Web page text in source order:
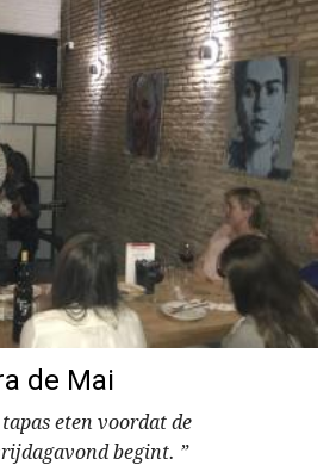
de Mai
eten voordat de
begint. ”